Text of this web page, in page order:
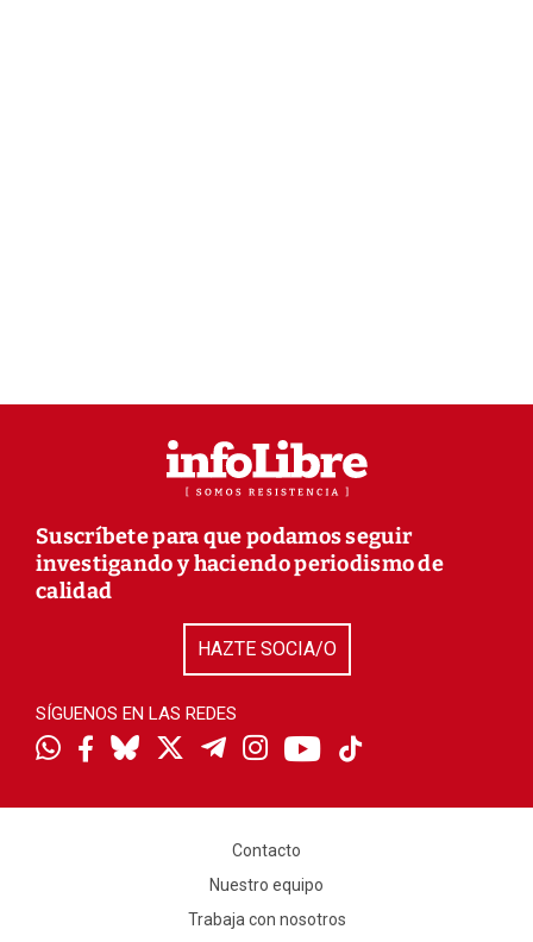
Suscríbete para que podamos seguir
investigando y haciendo periodismo de
calidad
HAZTE SOCIA/O
SÍGUENOS EN LAS REDES
Contacto
Nuestro equipo
Trabaja con nosotros